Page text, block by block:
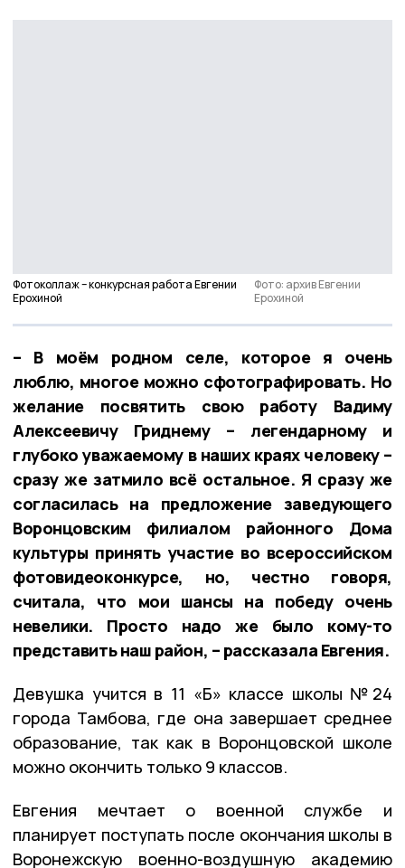
Фотоколлаж – конкурсная работа Евгении
Ерохиной
Фото: архив Евгении
Ерохиной
– В моём родном селе, которое я очень
люблю, многое можно сфотографировать. Но
желание посвятить свою работу Вадиму
Алексеевичу Гриднему – легендарному и
глубоко уважаемому в наших краях человеку –
сразу же затмило всё остальное. Я сразу же
согласилась на предложение заведующего
Воронцовским филиалом районного Дома
культуры принять участие во всероссийском
фотовидеоконкурсе, но, честно говоря,
считала, что мои шансы на победу очень
невелики. Просто надо же было кому-то
представить наш район, – рассказала Евгения.
Девушка учится в 11 «Б» классе школы №24
города Тамбова, где она завершает среднее
образование, так как в Воронцовской школе
можно окончить только 9 классов.
Евгения мечтает о военной службе и
планирует поступать после окончания школы в
Воронежскую военно-воздушную академию